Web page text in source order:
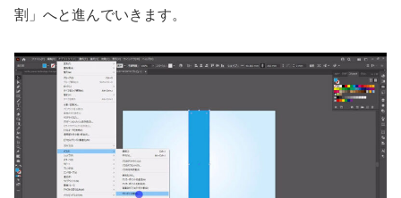
割」へと進んでいきます。